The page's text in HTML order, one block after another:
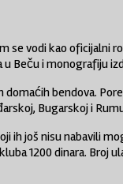
se vodi kao
Beču i monografiju
bendova.
Bugarskoj i
još nisu nabavili
1200 dinara.